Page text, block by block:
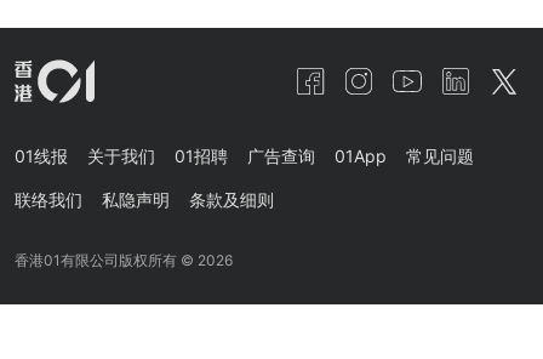
01线报 关于我们 01招聘 广告查询 01App 常见问题
联络我们 私隐声明 条款及细则
香港01有限公司版权所有 © 2026